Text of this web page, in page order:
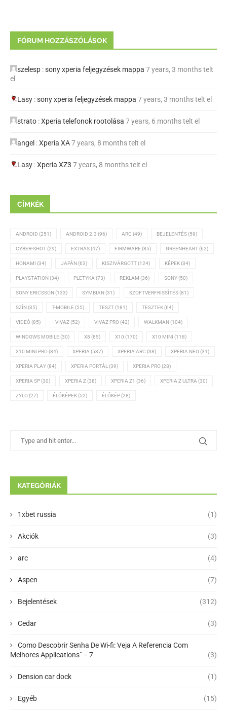
FÓRUM HOZZÁSZÓLÁSOK
szelesp :sony xperia feljegyzések mappa 7 years, 3 months telt
el
Lasy :sony xperia feljegyzések mappa 7 years, 3 months telt el
strato :Xperia telefonok rootolása 7 years, 6 months telt el
angel :Xperia XA7 years, 8 months telt el
Lasy :Xperia XZ3 7 years, 8 months telt el
CÍMKÉK
ANDROID (251) ANDROID 2.3 (96) ARC (49) BEJELENTÉS(59)
CYBER-SHOT(29) EXTRAS(47) FIRMWARE (85) GREENHEART(62)
HONAMI (34) JAPÁN(63) KISZIVÁRGOTT(124) KÉPEK(34)
PLAYSTATION(34) PLETYKA (73) REKLÁM (36) SONY(50)
SONY ERICSSON(133) SYMBIAN(31) SZOFTVERFRISSÍTÉS(81)
SZÍN(35) T-MOBILE (55) TESZT(181) TESZTEK(64)
VIDEÓ(85) VIVAZ(52) VIVAZ PRO(42) WALKMAN(104)
WINDOWS MOBILE (30) X8 (85) X10 (170) X10 MINI (118)
X10 MINI PRO(84) XPERIA (537) XPERIA ARC (38) XPERIA NEO(31)
XPERIA PLAY(84) XPERIA PORTÁL (39) XPERIA PRO(28)
XPERIA SP(30) XPERIA Z(38) XPERIA Z1 (36) XPERIA Z ULTRA (30)
ZYLO(27) ÉLŐKÉPEK(52) ÉLŐKÉP(28)
KATEGÓRIÁK
1xbet russia (1)
Akciók (3)
arc (4)
Aspen (7)
Bejelentések (312)
Cedar (3)
Como Descobrir Senha De Wi-fi: Veja A Referencia Com
Melhores Applications" – 7
(3)
Dension car dock (1)
Egyéb (15)